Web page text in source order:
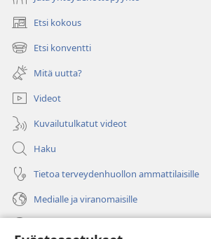
Etsi kokous
(avaa
uuden
ikkunan)
Etsi konventti
(avaa
uuden
ikkunan)
Mitä uutta?
Videot
Kuvailutulkatut videot
Haku
Tietoa terveydenhuollon ammattilaisille
Medialle ja viranomaisille